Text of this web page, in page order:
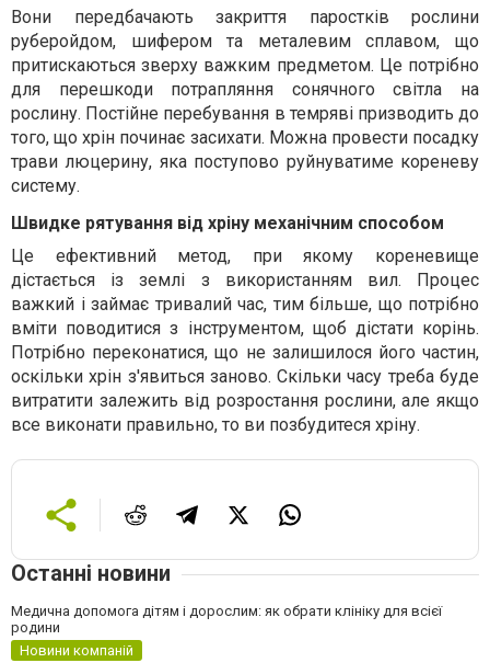
Вони передбачають закриття паростків рослини
руберойдом, шифером та металевим сплавом, що
притискаються зверху важким предметом. Це потрібно
для перешкоди потрапляння сонячного світла на
рослину. Постійне перебування в темряві призводить до
того, що хрін починає засихати. Можна провести посадку
трави люцерину, яка поступово руйнуватиме кореневу
систему.
Швидке рятування від хріну механічним способом
Це ефективний метод, при якому кореневище
дістається із землі з використанням вил. Процес
важкий і займає тривалий час, тим більше, що потрібно
вміти поводитися з інструментом, щоб дістати корінь.
Потрібно переконатися, що не залишилося його частин,
оскільки хрін з'явиться заново. Скільки часу треба буде
витратити залежить від розростання рослини, але якщо
все виконати правильно, то ви позбудитеся хріну.
Останні новини
Медична допомога дітям і дорослим: як обрати клініку для всієї
родини
Новини компаній